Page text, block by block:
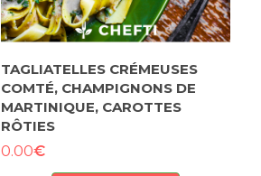
TAGLIATELLES CRÉMEUSES
COMTÉ, CHAMPIGNONS DE
MARTINIQUE, CAROTTES
RÔTIES
0.00€